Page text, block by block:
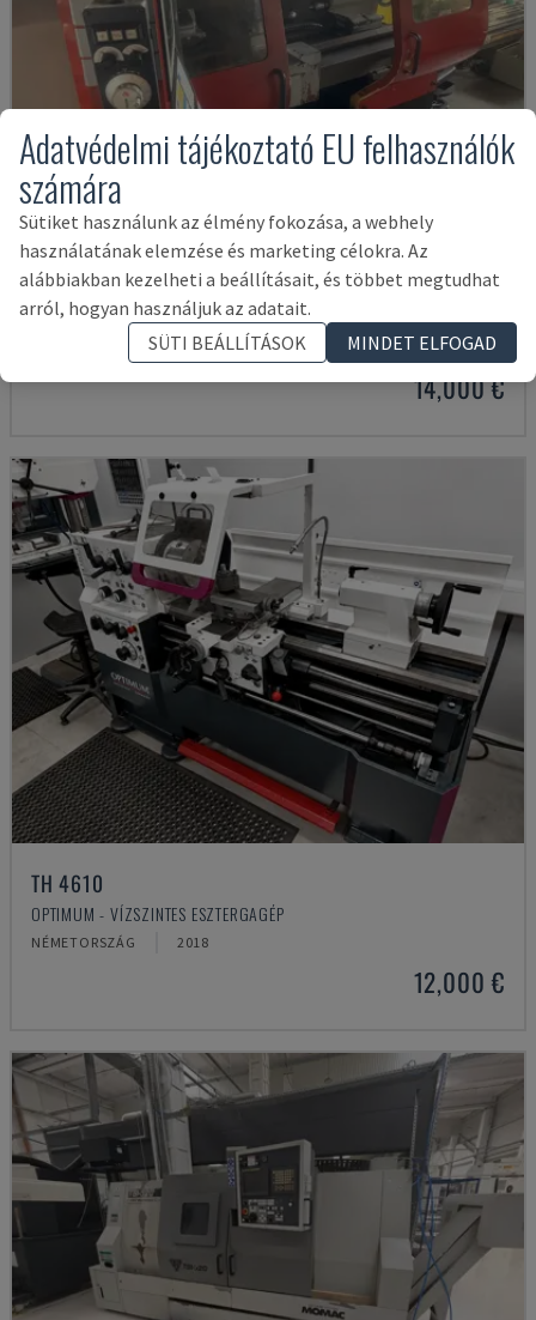
EMCOMAT 200X1000
EMCO - VÍZSZINTES ESZTERGAGÉP
2001
14,000 €
TH 4610
OPTIMUM - VÍZSZINTES ESZTERGAGÉP
NÉMETORSZÁG 2018
12,000 €
Adatvédelmi tájékoztató EU felhasználók
számára
Sütiket használunk az élmény fokozása, a webhely
használatának elemzése és marketing célokra. Az
alábbiakban kezelheti a beállításait, és többet megtudhat
arról, hogyan használjuk az adatait.
SÜTI BEÁLLÍTÁSOK
MINDET ELFOGAD